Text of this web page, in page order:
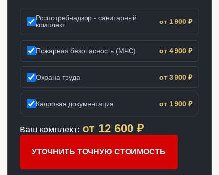
Роспотребнадзор - санитарный
комплект
от 1 900 ₽
Пожарная безопасность (МЧС) от 4 900 ₽
Охрана труда от 3 900 ₽
Кадровая документация от 1 900 ₽
Ваш комплект: от 12 600 ₽
УТОЧНИТЬ ТОЧНУЮ СТОИМОСТЬ